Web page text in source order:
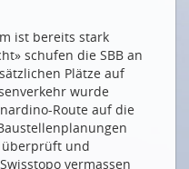
The Opportunity
Chance und
Has
ist bereits stark
schufen die SBB an
Plätze auf
wurde
Route auf die
überprüft und
vermassen